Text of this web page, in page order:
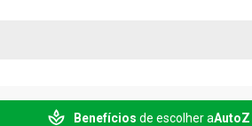
Benefícios de escolher aAutoZ